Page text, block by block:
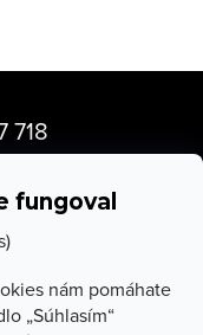
fungoval
nám pomáhate
„Súhlasím“
718